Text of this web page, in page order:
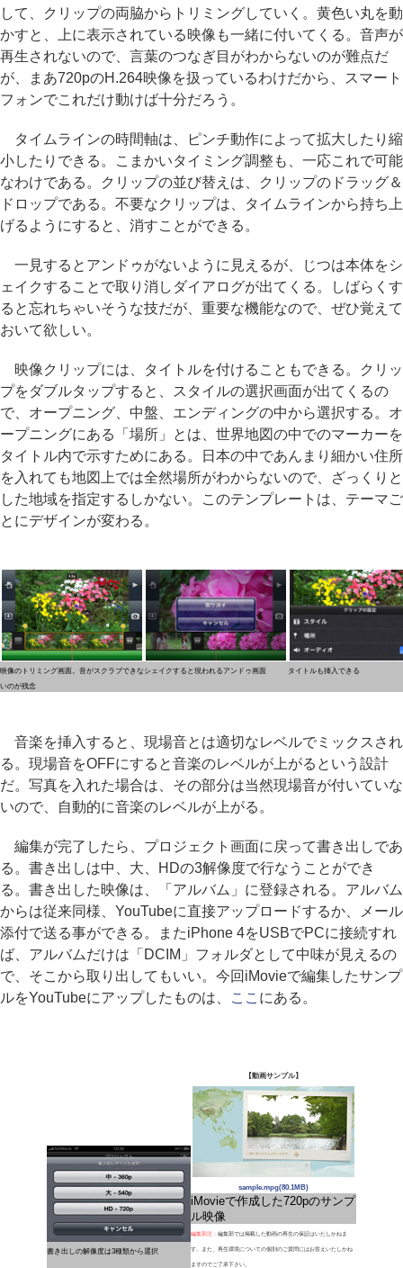
して、クリップの両脇からトリミングしていく。黄色い丸を動
かすと、上に表示されている映像も一緒に付いてくる。音声が
再生されないので、言葉のつなぎ目がわからないのが難点だ
が、まあ720pのH.264映像を扱っているわけだから、スマート
フォンでこれだけ動けば十分だろう。
タイムラインの時間軸は、ピンチ動作によって拡大したり縮
小したりできる。こまかいタイミング調整も、一応これで可能
なわけである。クリップの並び替えは、クリップのドラッグ＆
ドロップである。不要なクリップは、タイムラインから持ち上
げるようにすると、消すことができる。
一見するとアンドゥがないように見えるが、じつは本体をシ
ェイクすることで取り消しダイアログが出てくる。しばらくす
ると忘れちゃいそうな技だが、重要な機能なので、ぜひ覚えて
おいて欲しい。
映像クリップには、タイトルを付けることもできる。クリッ
プをダブルタップすると、スタイルの選択画面が出てくるの
で、オープニング、中盤、エンディングの中から選択する。オ
ープニングにある「場所」とは、世界地図の中でのマーカーを
タイトル内で示すためにある。日本の中であんまり細かい住所
を入れても地図上では全然場所がわからないので、ざっくりと
した地域を指定するしかない。このテンプレートは、テーマご
とにデザインが変わる。
映像のトリミング画面。音がスクラブできな
いのが残念
シェイクすると現われるアンドゥ画面 タイトルも挿入できる
音楽を挿入すると、現場音とは適切なレベルでミックスされ
る。現場音をOFFにすると音楽のレベルが上がるという設計
だ。写真を入れた場合は、その部分は当然現場音が付いていな
いので、自動的に音楽のレベルが上がる。
編集が完了したら、プロジェクト画面に戻って書き出しであ
る。書き出しは中、大、HDの3解像度で行なうことができ
る。書き出した映像は、「アルバム」に登録される。アルバム
からは従来同様、YouTubeに直接アップロードするか、メール
添付で送る事ができる。またiPhone 4をUSBでPCに接続すれ
ば、アルバムだけは「DCIM」フォルダとして中味が見えるの
で、そこから取り出してもいい。今回iMovieで編集したサンプ
ルをYouTubeにアップしたものは、
ここ にある。
【動画サンプル】
sample.mpg(80.1MB)
iMovieで作成した720pのサンプ
ル映像
編集部注： 編集部では掲載した動画の再生の保証はいたしかねま
す。また、再生環境についての個別のご質問にはお答えいたしかね
ますのでご了承下さい。
書き出しの解像度は3種類から選択